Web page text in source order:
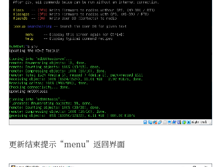
更新结束提示“menu”返回界面